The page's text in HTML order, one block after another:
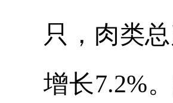
只，肉类
增长7.2%